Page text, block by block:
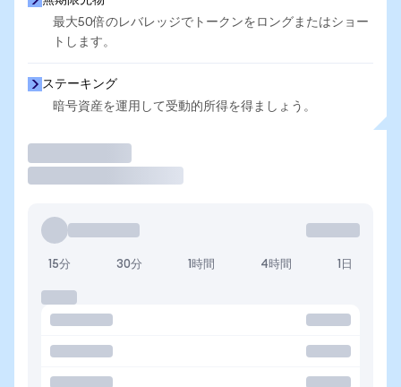
最大50倍のレバレッジでトークンをロングまたはショー
トします。
ステーキング
暗号資産を運用して受動的所得を得ましょう。
15分 30分 1時間 4時間 1日